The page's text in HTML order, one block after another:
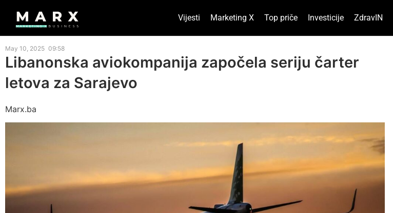
Vijesti Marketing X Top priče Investicije ZdravIN
May 10, 2025 09:58
Libanonska aviokompanija započela seriju čarter
letova za Sarajevo
Marx.ba